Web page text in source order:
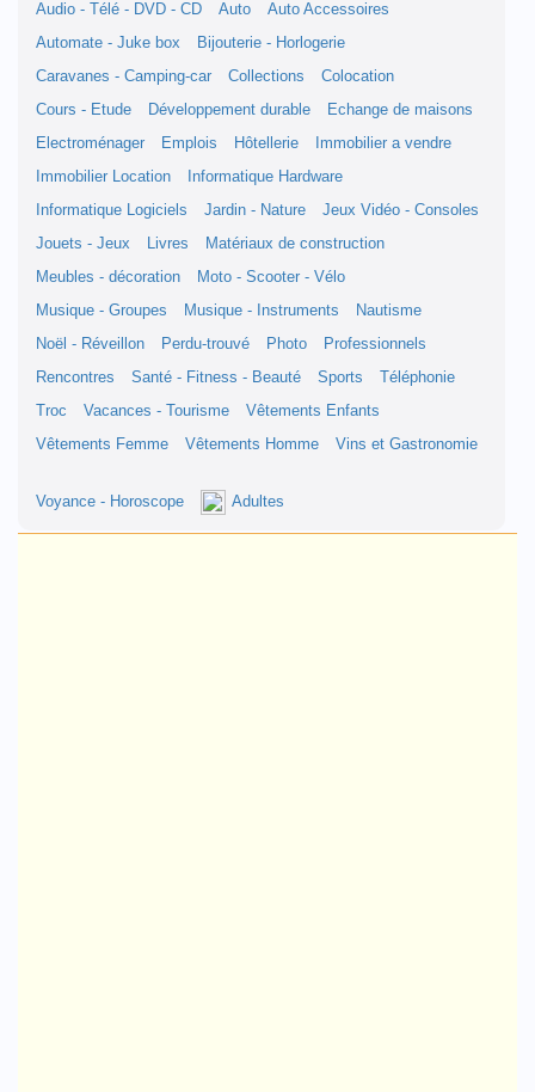
Audio - Télé - DVD - CD
Auto
Auto Accessoires
Automate - Juke box
Bijouterie - Horlogerie
Caravanes - Camping-car
Collections
Colocation
Cours - Etude
Développement durable
Echange de maisons
Electroménager
Emplois Hôtellerie
Immobilier a vendre
Immobilier Location
Informatique Hardware
Informatique Logiciels
Jardin - Nature
Jeux Vidéo - Consoles
Jouets - Jeux
Livres
Matériaux de construction
Meubles - décoration
Moto - Scooter - Vélo
Musique - Groupes
Musique - Instruments
Nautisme
Noël - Réveillon
Perdu-trouvé Photo
Professionnels
Rencontres
Santé - Fitness - Beauté Sports
Téléphonie
Troc
Vacances - Tourisme
Vêtements Enfants
Vêtements Femme
Vêtements Homme Vins et Gastronomie
Voyance - Horoscope Adultes